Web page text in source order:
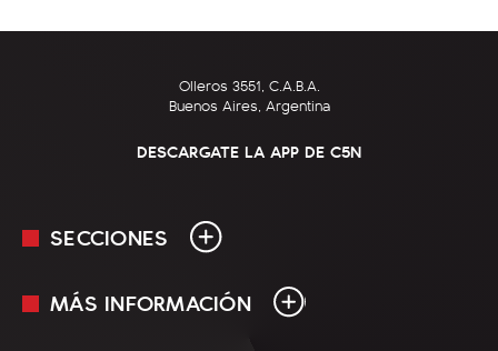
Olleros 3551, C.A.B.A.
Buenos Aires, Argentina
DESCARGATE LA APP DE C5N
SECCIONES
En Vivo
MÁS INFORMACIÓN